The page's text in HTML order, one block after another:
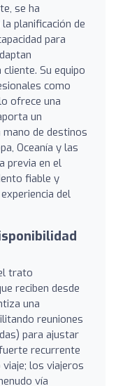
se ha
planificación de
para
Su equipo
como
ofrece una
un
de destinos
Oceanía y las
previa en el
fiable y
del
trato
reciben desde
una
reuniones
para ajustar
recurrente
los viajeros
vía